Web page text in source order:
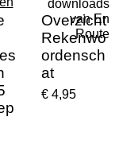
downloads
van En
Route
Overzicht
Rekenwo
ordensch
at
€ 4,95